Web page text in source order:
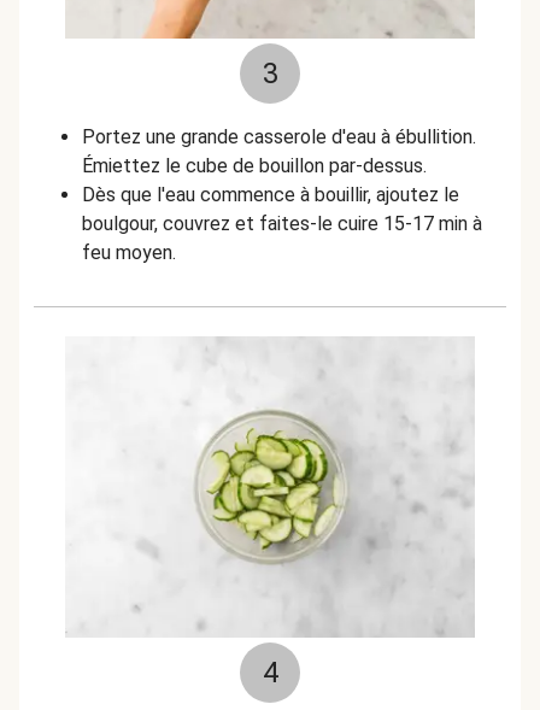
3
Portez une grande casserole d'eau à ébullition.
Émiettez le cube de bouillon par-dessus.
Dès que l'eau commence à bouillir, ajoutez le
boulgour, couvrez et faites-le cuire 15-17 min à
feu moyen.
4